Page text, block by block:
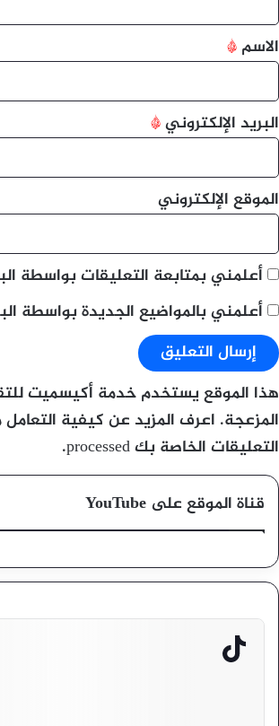
ق
*
الاسم *
البريد الإلكتروني*
الموقع الإلكتروني
أعلمني بمتابعة التعليقات بواسطة
أعلمني بالمواضيع الجديدة بواسطة
هذا الموقع يستخدم خدمة أكيسميت
المزعجة. اعرف المزيد عن كيفية التعامل
التعليقات الخاصة بك processed
.
قناة الموقع على YouTube